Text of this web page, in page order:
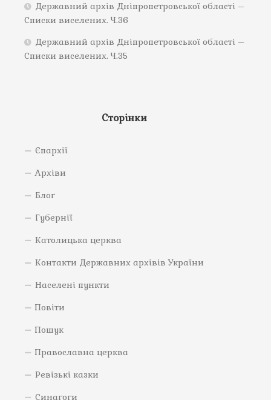
Державний архів Дніпропетровської області –
Списки виселених. Ч.36
Державний архів Дніпропетровської області –
Списки виселених. Ч.35
Сторінки
Єпархії
Архіви
Блог
Губернії
Католицька церква
Контакти Державних архівів України
Населені пункти
Повіти
Пошук
Православна церква
Ревізькі казки
Синагоги